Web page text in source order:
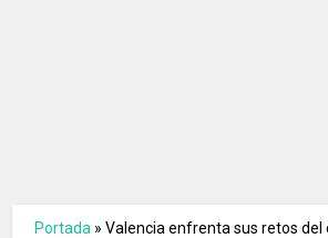
Portada »Valencia enfrenta sus retos del